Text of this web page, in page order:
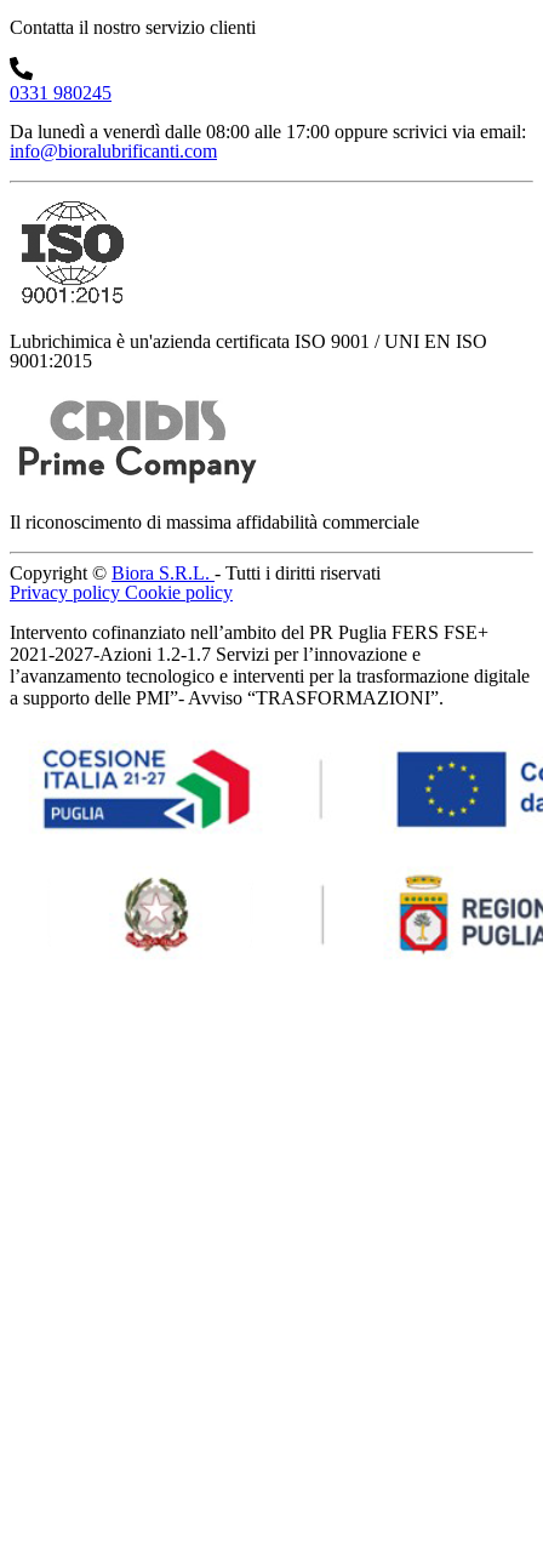
Contatta il nostro servizio clienti
0331 980245
Da lunedì a venerdì dalle 08:00 alle 17:00 oppure scrivici via email:
info@bioralubrificanti.com
Lubrichimica è un'azienda certificata ISO 9001 / UNI EN ISO
9001:2015
Il riconoscimento di massima affidabilità commerciale
Copyright © Biora S.R.L. - Tutti i diritti riservati
Privacy policy Cookie policy
Intervento cofinanziato nell’ambito del PR Puglia FERS FSE+
2021-2027-Azioni 1.2-1.7 Servizi per l’innovazione e
l’avanzamento tecnologico e interventi per la trasformazione digitale
a supporto delle PMI”- Avviso “TRASFORMAZIONI”.